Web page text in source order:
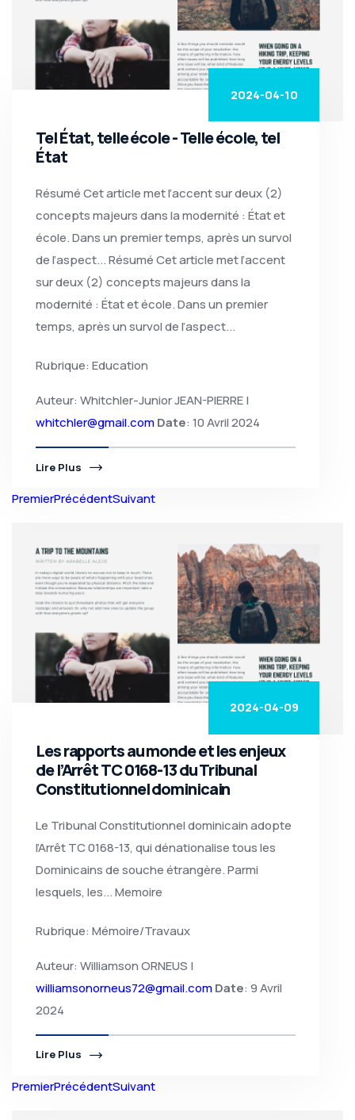
2024-04-10
Tel État, telle école - Telle école, tel
État
Résumé Cet article met l’accent sur deux (2)
concepts majeurs dans la modernité : État et
école. Dans un premier temps, après un survol
de l’aspect... Résumé Cet article met l’accent
sur deux (2) concepts majeurs dans la
modernité : État et école. Dans un premier
temps, après un survol de l’aspect...
Rubrique: Education
Auteur: Whitchler-Junior JEAN-PIERRE |
whitchler@gmail.comDate: 10 Avril 2024
Lire Plus
PremierPrécédentSuivant
2024-04-09
Les rapports au monde et les enjeux
de l’Arrêt TC 0168-13 du Tribunal
Constitutionnel dominicain
Le Tribunal Constitutionnel dominicain adopte
l’Arrêt TC 0168-13, qui dénationalise tous les
Dominicains de souche étrangère. Parmi
lesquels, les... Memoire
Rubrique: Mémoire/Travaux
Auteur: Williamson ORNEUS |
williamsonorneus72@gmail.comDate: 9 Avril
2024
Lire Plus
PremierPrécédentSuivant